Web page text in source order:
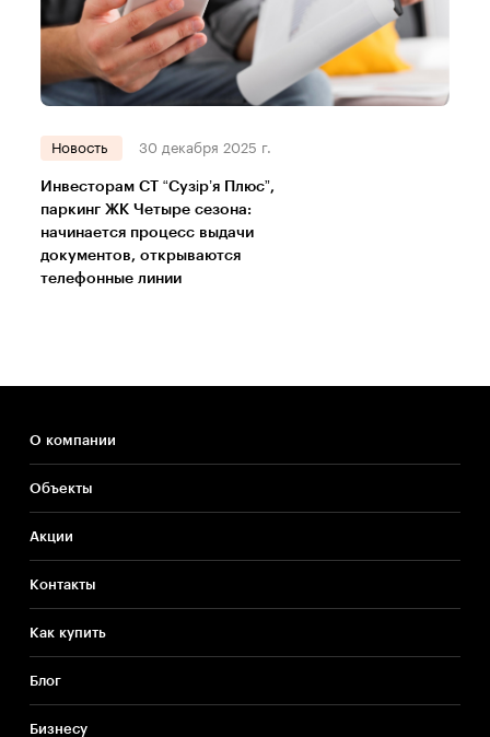
Новость 30 декабря 2025 г.
Инвесторам СТ “Сузір’я Плюс”,
паркинг ЖК Четыре сезона:
начинается процесс выдачи
документов, открываются
телефонные линии
О компании
Объекты
Акции
Контакты
Как купить
Блог
Бизнесу